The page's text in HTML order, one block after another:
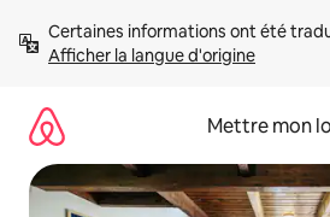
directement
Afficher la langue d'origine
Mettre mon